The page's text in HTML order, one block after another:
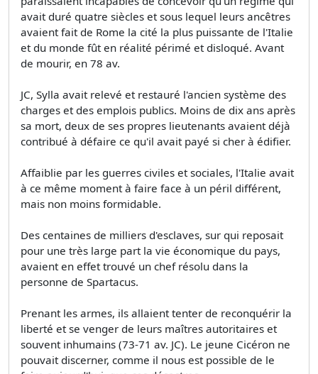
avait duré quatre siècles et sous lequel leurs ancêtres
avaient fait de Rome la cité la plus puissante de l'Italie
et du monde fût en réalité périmé et disloqué. Avant
de mourir, en 78 av.
JC, Sylla avait relevé et restauré l'ancien système des
charges et des emplois publics. Moins de dix ans après
sa mort, deux de ses propres lieutenants avaient déjà
contribué à défaire ce qu'il avait payé si cher à édifier.
Affaiblie par les guerres civiles et sociales, l'Italie avait
à ce même moment à faire face à un péril différent,
mais non moins formidable.
Des centaines de milliers d'esclaves, sur qui reposait
pour une très large part la vie économique du pays,
avaient en effet trouvé un chef résolu dans la
personne de Spartacus.
Prenant les armes, ils allaient tenter de reconquérir la
liberté et se venger de leurs maîtres autoritaires et
souvent inhumains (73-71 av. JC). Le jeune Cicéron ne
pouvait discerner, comme il nous est possible de le